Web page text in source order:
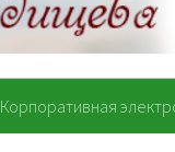
Корпоративная